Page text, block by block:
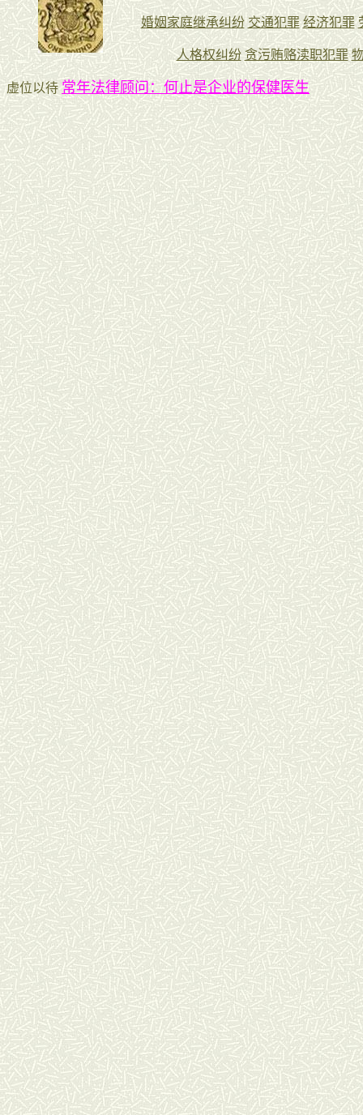
虚位以待 常年法律顾问：何止是企业的保健医生